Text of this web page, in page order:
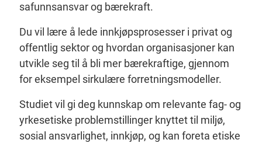
safunnsansvar og bærekraft.
Du vil lære å lede innkjøpsprosesser i privat og
offentlig sektor og hvordan organisasjoner kan
utvikle seg til å bli mer bærekraftige, gjennom
for eksempel sirkulære forretningsmodeller.
Studiet vil gi deg kunnskap om relevante fag- og
yrkesetiske problemstillinger knyttet til miljø,
sosial ansvarlighet, innkjøp, og kan foreta etiske